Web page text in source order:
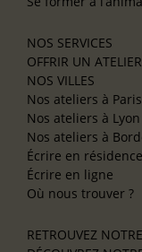
NOS SERVICES
OFFRIR UN ATELIER
NOS VILLES
Nos ateliers à Paris
Nos ateliers à Lyon
Nos ateliers à
Écrire en résidence
Écrire en ligne
Où nous trouver ?
RETROUVEZ